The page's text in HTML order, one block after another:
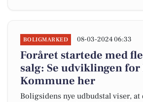
BOLIGMARKED 08-03-2024 06:33
Foråret startede med
salg: Se udviklingen
Kommune her
Boligsidens nye udbudstal viser, at